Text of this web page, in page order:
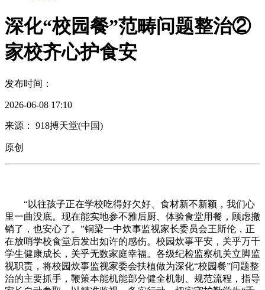
深化“校园餐”范畴问题整治②
家校齐心护食安
发布时间：
2026-06-08 17:10
来源： 918搏天堂(中国)
原创
“以往孩子正在学校吃得好欠好、食材新不新颖，我们心
里一曲没底。现在能实地参不雅后厨、体验食堂用餐，顾虑撤
销了，也安心了。”铜梁一中炊事监视家长委员会王斯伦，正
在放哨学校食堂后发出如许的感伤。校园炊事平安，关乎万千
学生健康成长，关乎无数家庭幸福。各级纪检监察机关立脚监
视职责，将校园炊事监视家委会扶植做为深化“校园餐”问题整
治的主要抓手，鞭策本能机能部分健全机制、规范流程，指导